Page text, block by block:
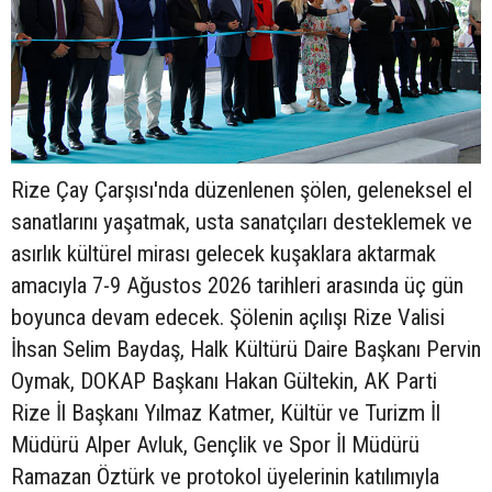
Rize Çay Çarşısı'nda düzenlenen şölen, geleneksel el
sanatlarını yaşatmak, usta sanatçıları desteklemek ve
asırlık kültürel mirası gelecek kuşaklara aktarmak
amacıyla 7-9 Ağustos 2026 tarihleri arasında üç gün
boyunca devam edecek. Şölenin açılışı Rize Valisi
İhsan Selim Baydaş, Halk Kültürü Daire Başkanı Pervin
Oymak, DOKAP Başkanı Hakan Gültekin, AK Parti
Rize İl Başkanı Yılmaz Katmer, Kültür ve Turizm İl
Müdürü Alper Avluk, Gençlik ve Spor İl Müdürü
Ramazan Öztürk ve protokol üyelerinin katılımıyla